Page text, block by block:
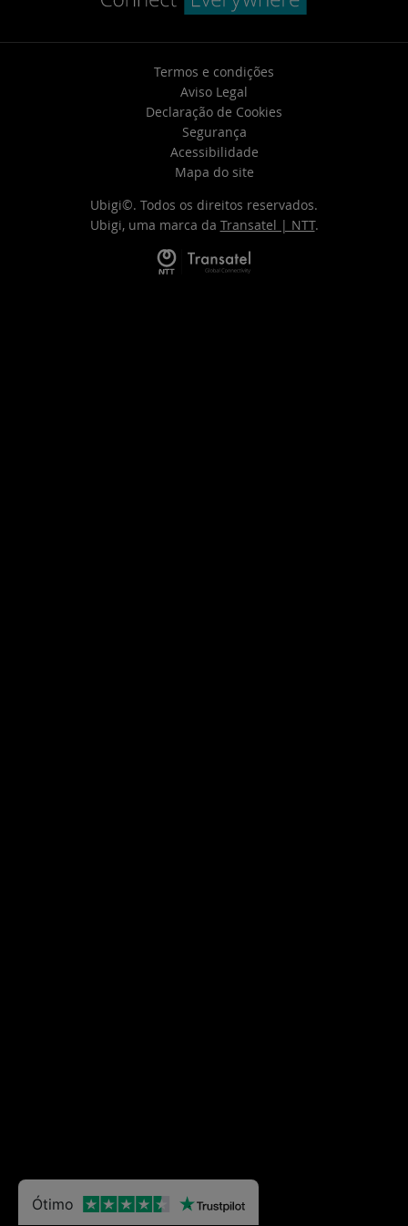
Termos e condições
Aviso Legal
Declaração de Cookies
Segurança
Acessibilidade
Mapa do site
Ubigi©. Todos os direitos reservados.
Ubigi, uma marca da Transatel | NTT.
Ótimo